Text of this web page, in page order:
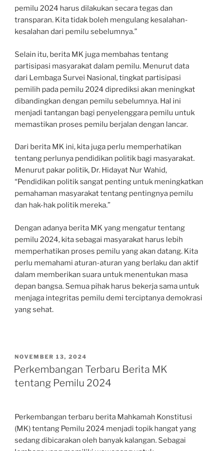
pemilu 2024 harus dilakukan secara tegas dan
transparan. Kita tidak boleh mengulang kesalahan-
kesalahan dari pemilu sebelumnya.”
Selain itu, berita MK juga membahas tentang
partisipasi masyarakat dalam pemilu. Menurut data
dari Lembaga Survei Nasional, tingkat partisipasi
pemilih pada pemilu 2024 diprediksi akan meningkat
dibandingkan dengan pemilu sebelumnya. Hal ini
menjadi tantangan bagi penyelenggara pemilu untuk
memastikan proses pemilu berjalan dengan lancar.
Dari berita MK ini, kita juga perlu memperhatikan
tentang perlunya pendidikan politik bagi masyarakat.
Menurut pakar politik, Dr. Hidayat Nur Wahid,
“Pendidikan politik sangat penting untuk meningkatkan
pemahaman masyarakat tentang pentingnya pemilu
dan hak-hak politik mereka.”
Dengan adanya berita MK yang mengatur tentang
pemilu 2024, kita sebagai masyarakat harus lebih
memperhatikan proses pemilu yang akan datang. Kita
perlu memahami aturan-aturan yang berlaku dan aktif
dalam memberikan suara untuk menentukan masa
depan bangsa. Semua pihak harus bekerja sama untuk
menjaga integritas pemilu demi terciptanya demokrasi
yang sehat.
POSTED
ON
NOVEMBER 13, 2024
Perkembangan Terbaru Berita MK
tentang Pemilu 2024
Perkembangan terbaru berita Mahkamah Konstitusi
(MK) tentang Pemilu 2024 menjadi topik hangat yang
sedang dibicarakan oleh banyak kalangan. Sebagai